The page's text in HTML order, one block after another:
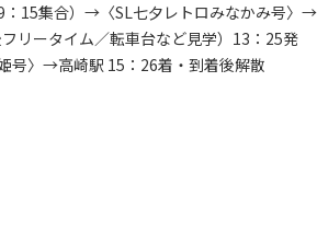
15集合）→〈SL七夕レトロみなかみ号〉→
リータイム／転車台など見学）13：25発
号〉→高崎駅 15：26着・到着後解散